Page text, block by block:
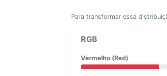
Para transformar essa
RGB
Vermelho (Red)